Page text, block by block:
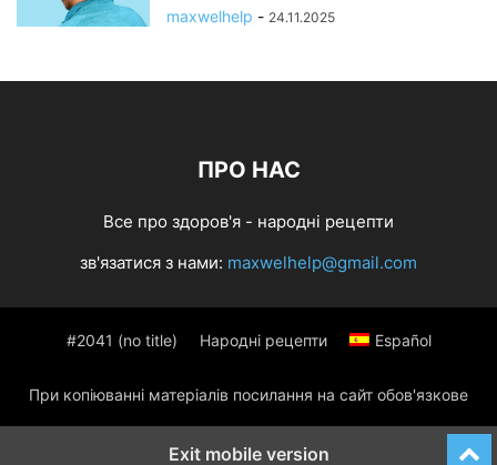
maxwelhelp - 24.11.2025
ПРО НАС
Все про здоров'я - народні рецепти
зв'язатися з нами: maxwelhelp@gmail.com
#2041 (no title) Народні рецепти Español
При копіюванні матеріалів посилання на сайт обов'язкове
Exit mobile version